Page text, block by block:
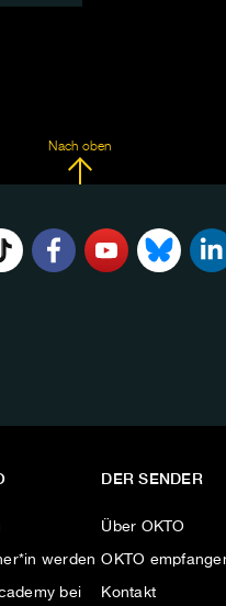
Nach oben
werden
bei
DER SENDER
Über OKTO
OKTO
Kontakt